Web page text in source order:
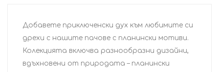
Добавете приключенски дух към любимите си
дрехи с нашите пачове с планински мотиви.
Колекцията включва разнообразни дизайни,
вдъхновени от природата – планински